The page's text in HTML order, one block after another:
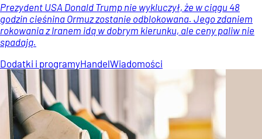
Prezydent USA Donald Trump nie wykluczył, że w ciągu 48
godzin cieśnina Ormuz zostanie odblokowana. Jego zdaniem
rokowania z Iranem idą w dobrym kierunku, ale ceny paliw nie
spadają.
Dodatki i programyHandelWiadomości